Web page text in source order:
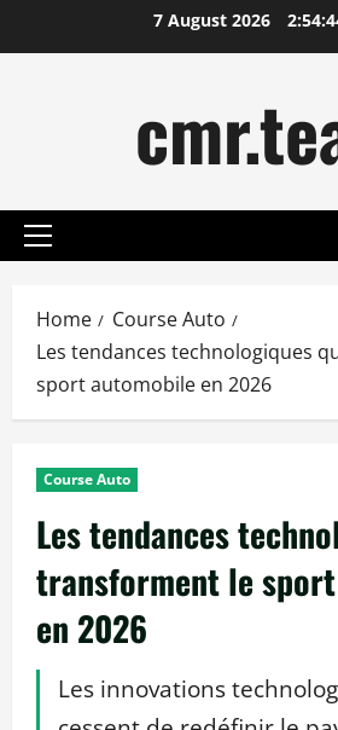
to
7 August 2026
Primary
Home
Course Auto
Les tendances technologiques
sport automobile en 2026
Course Auto
Les tendances
transforment le
en 2026
Les innovations